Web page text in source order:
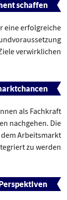
schaffen
eine erfolgreiche
verwirklichen.
als Fachkraft
nachgehen. Die
Arbeitsmarkt
zu werden.